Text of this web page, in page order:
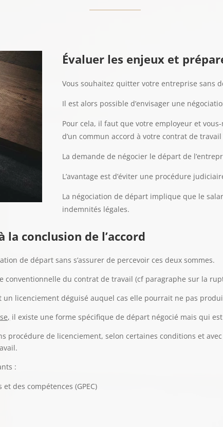
Évaluer les enjeux et
Vous souhaitez quitter votre entreprise sans
Il est alors possible d’envisager une
Pour cela, il faut que votre employeur et
d’un commun accord à votre contrat de
La demande de négocier le départ de
L’avantage est d’éviter une procédure
La négociation de départ implique que le
indemnités légales.
la conclusion de l’accord
de départ sans s’assurer de percevoir ces deux sommes.
conventionnelle du contrat de travail (cf paragraphe sur la
licenciement déguisé auquel cas elle pourrait ne pas
il existe une forme spécifique de départ négocié mais qui
procédure de licenciement, selon certaines conditions et
:
des compétences (GPEC)